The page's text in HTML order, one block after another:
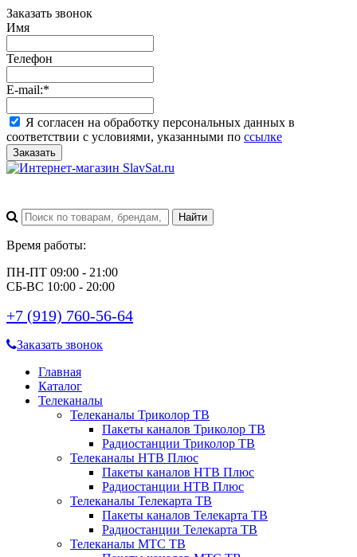
Заказать звонок
Имя
Телефон
E-mail:*
Я согласен на обработку персональных данных в
соответствии с условиями, указанными по ссылке
Заказать
Время работы:
ПН-ПТ 09:00 - 21:00
СБ-ВС 10:00 - 20:00
+7 (919) 760-56-64
Заказать звонок
Главная
Каталог
Телеканалы
Телеканалы Триколор ТВ
Пакеты каналов Триколор ТВ
Радиостанции Триколор ТВ
Телеканалы НТВ Плюс
Пакеты каналов НТВ Плюс
Радиостанции НТВ Плюс
Телеканалы Телекарта ТВ
Пакеты каналов Телекарта ТВ
Радиостанции Телекарта ТВ
Телеканалы МТС ТВ